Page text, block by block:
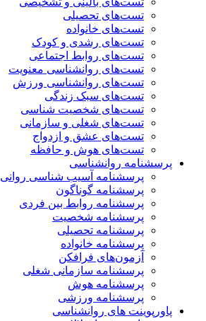
تست‌های تحصیلی
تست‌های خانواده
تست‌های رشدی و کودک
تست‌های روابط اجتماعی
تست‌های روانشناسی معنویت
تست‌های روانشناسی ورزش
تست‌های سبک زندگی
تست‌های شخصیت شناسی
تست‌های شغلی و سازمانی
تست‌های عشق و ازدواج
تست‌های هوش و حافظه
پرسشنامه روانشناسی
پرسشنامه آسیب شناسی روانی
پرسشنامه گوناگون
پرسشنامه روابط بین فردی
پرسشنامه شخصیت
پرسشنامه تحصیلی
پرسشنامه خانواده
آزمون‌های فرافکن
پرسشنامه سازمانی شغلی
پرسشنامه هوش
پرسشنامه ورزشی
پاورپوینت های روانشناسی